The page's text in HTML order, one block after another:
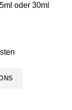
oder 30ml